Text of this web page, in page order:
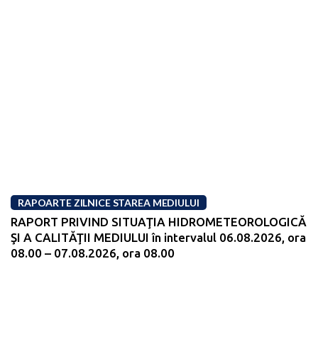
RAPOARTE ZILNICE STAREA MEDIULUI
RAPORT PRIVIND SITUAŢIA HIDROMETEOROLOGICĂ
ŞI A CALITĂŢII MEDIULUI în intervalul 06.08.2026, ora
08.00 – 07.08.2026, ora 08.00